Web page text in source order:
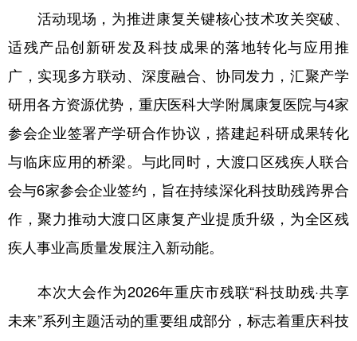
活动现场，为推进康复关键核心技术攻关突破、
适残产品创新研发及科技成果的落地转化与应用推
广，实现多方联动、深度融合、协同发力，汇聚产学
研用各方资源优势，重庆医科大学附属康复医院与4家
参会企业签署产学研合作协议，搭建起科研成果转化
与临床应用的桥梁。与此同时，大渡口区残疾人联合
会与6家参会企业签约，旨在持续深化科技助残跨界合
作，聚力推动大渡口区康复产业提质升级，为全区残
疾人事业高质量发展注入新动能。
本次大会作为2026年重庆市残联“科技助残·共享
未来”系列主题活动的重要组成部分，标志着重庆科技